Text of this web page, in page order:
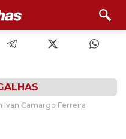
Ivan Camargo Ferreira